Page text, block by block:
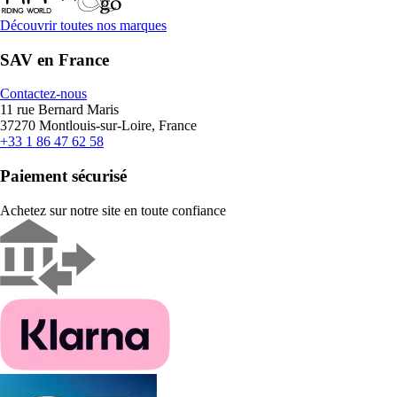
Découvrir toutes nos marques
SAV en France
Contactez-nous
11 rue Bernard Maris
37270 Montlouis-sur-Loire, France
+33 1 86 47 62 58
Paiement sécurisé
Achetez sur notre site en toute confiance